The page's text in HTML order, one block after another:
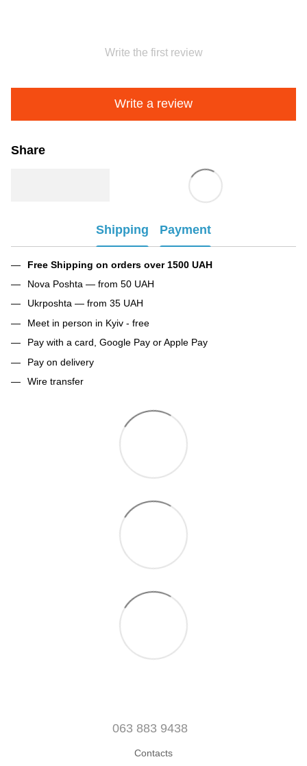
Write the first review
Write a review
Share
Shipping Payment
Free Shipping on orders over 1500 UAH
Nova Poshta — from 50 UAH
Ukrposhta — from 35 UAH
Meet in person in Kyiv - free
Pay with a card, Google Pay or Apple Pay
Pay on delivery
Wire transfer
063 883 9438
Contacts